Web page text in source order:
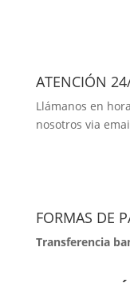
ATENCIÓN
Llámanos en
nosotros via
FORMAS DE
Transferencia